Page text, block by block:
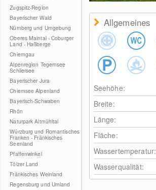
Zugspitz-Region
Bayerischer Wald
Nürnberg und Umgebung
Oberes Maintal - Coburger
Land - Haßberge
Chiemgau
Alpenregion Tegernsee
Schliersee
Bayerischer Jura
Chiemsee Alpenland
Bayerisch-Schwaben
Rhön
Naturpark Altmühltal
Würzburg und Romantisches
Franken - Fränkisches
Seenland
Pfaffenwinkel
Tölzer Land
Fränkisches Weinland
Regensburg und Umland
Allgemeines
Seehöhe:
Breite:
Länge:
Fläche:
Wassertemperatur:
Wasserqualität: